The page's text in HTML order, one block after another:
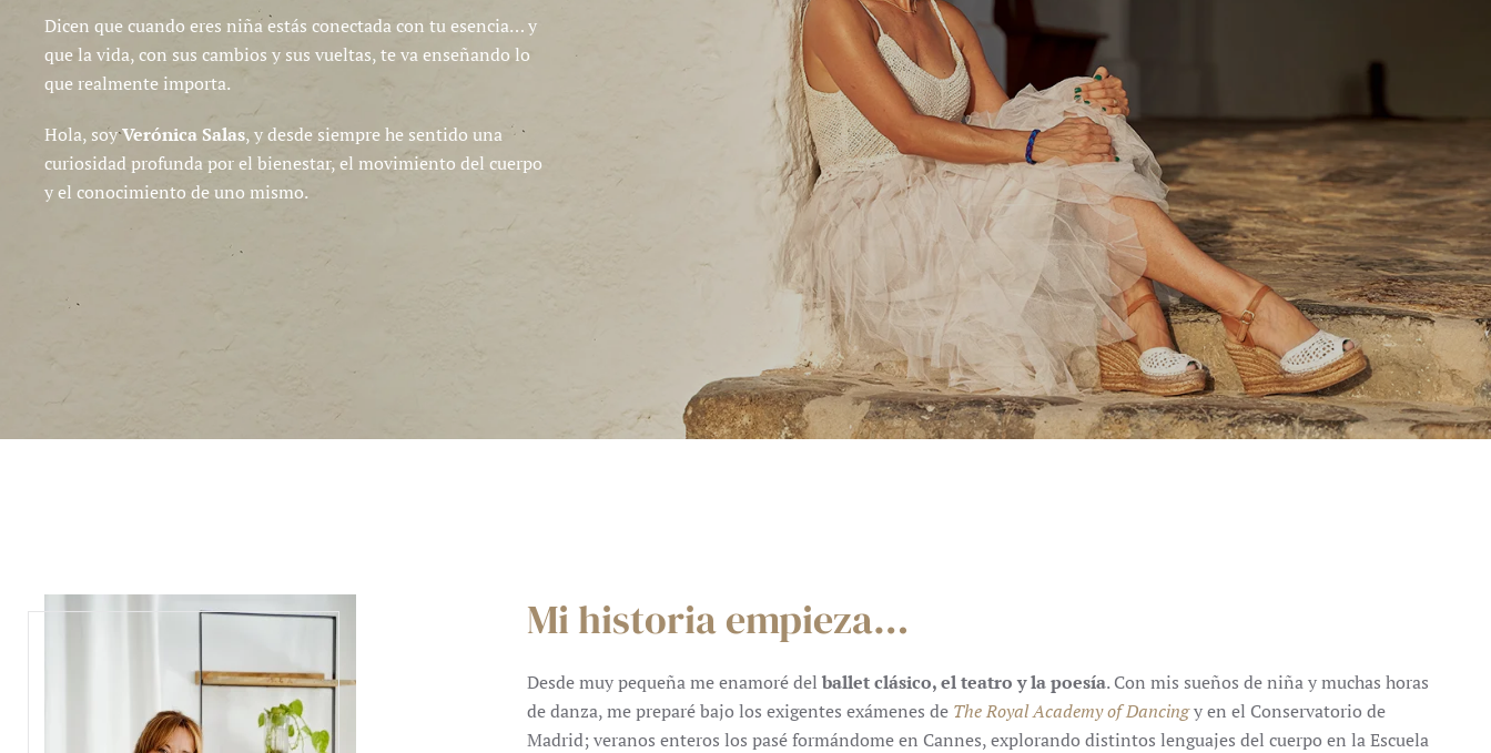
Dicen que cuando eres niña estás conectada con tu esencia… y
que la vida, con sus cambios y sus vueltas, te va enseñando lo
que realmente importa.
Hola, soyVerónica Salas, y desde siempre he sentido una
curiosidad profunda por el bienestar, el movimiento del cuerpo
y el conocimiento de uno mismo.
Mi historia empieza…
Desde muy pequeña me enamoré del ballet clásico, el teatro y la poesía. Con mis sueños de niña y muchas horas
de danza, me preparé bajo los exigentes exámenes de The Royal Academy of Dancingy en el Conservatorio de
Madrid; veranos enteros los pasé formándome en Cannes, explorando distintos lenguajes del cuerpo en la Escuela